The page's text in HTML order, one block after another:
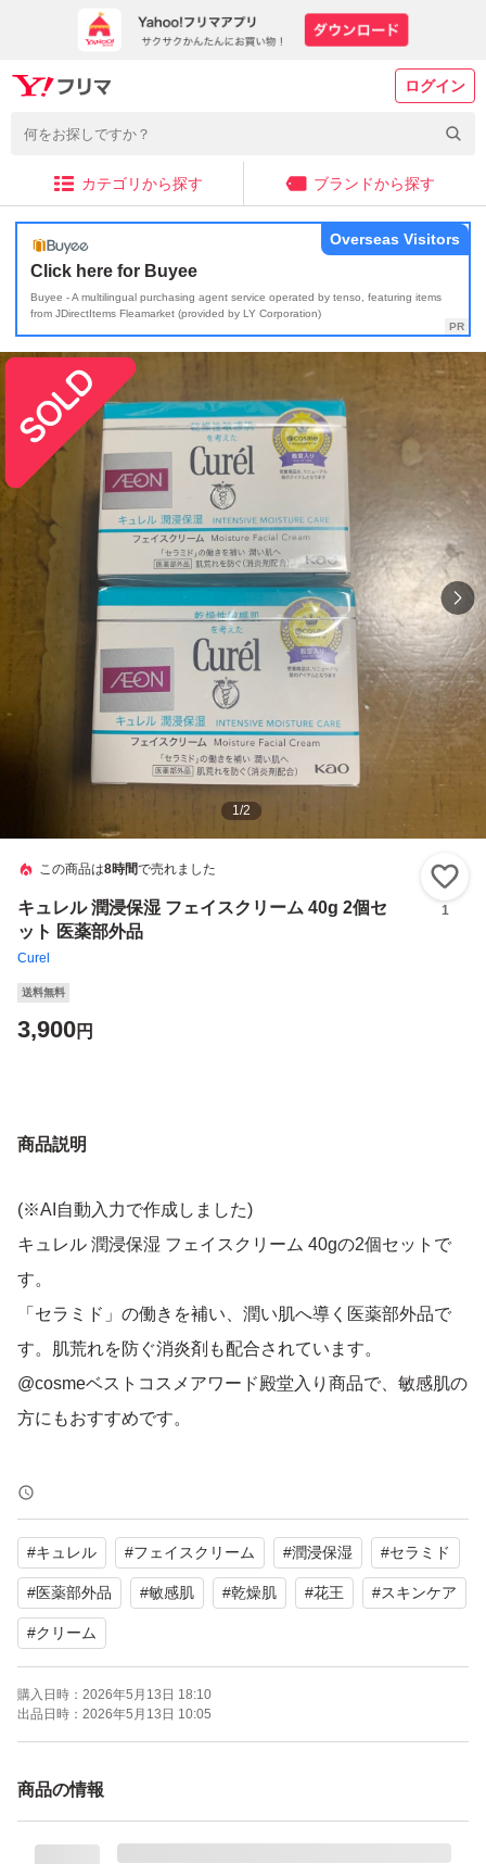
ログイン
カテゴリから探す ブランドから探す
Click here for Buyee
Buyee - A multilingual purchasing agent service operated by tenso, featuring items
from JDirectItems Fleamarket (provided by LY Corporation)
Overseas Visitors
1/2
この商品は8時間で売れました
キュレル 潤浸保湿 フェイスクリーム 40g 2個セ
ット 医薬部外品
Curel
1
送料無料
3,900円
商品説明
(※AI自動入力で作成しました)
キュレル 潤浸保湿 フェイスクリーム 40gの2個セットで
す。
「セラミド」の働きを補い、潤い肌へ導く医薬部外品で
す。肌荒れを防ぐ消炎剤も配合されています。
@cosmeベストコスメアワード殿堂入り商品で、敏感肌の
方にもおすすめです。
【ブランド】Curel (キュレル)
【商品名】潤浸保湿 フェイスクリーム
【内容量】40g × 2個
【商品の状態】未使用
【その他】医薬部外品
※発送は下記の「発送までの日数」をご確認ください。
以前、発送予定日をお伝えし、トラブルになりましたの
#キュレル #フェイスクリーム #潤浸保湿 #セラミド
#医薬部外品 #敏感肌 #乾燥肌 #花王 #スキンケア
#クリーム
購入日時： 2026年5月13日 18:10
出品日時： 2026年5月13日 10:05
商品の情報